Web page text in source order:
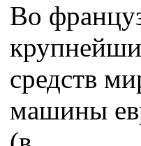
Во
средств
машины